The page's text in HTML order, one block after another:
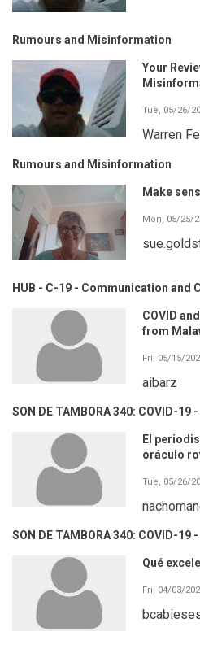
Rumours and Misinformation
Your
Tue, 05/26/
Warren
Rumours and Misinformation
Make
Mon, 05/25/
HUB - C-19 - Communication and
COVID
from
Fri, 05/15/
aibarz
SON DE TAMBORA 340: COVID-
El
oráculo
Tue, 05/26/
SON DE TAMBORA 340: COVID-
Qué
Fri, 04/03/